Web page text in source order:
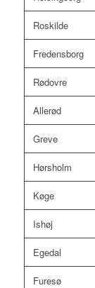
Roskilde
Fredensborg
Rødovre
Allerød
Greve
Hørsholm
Køge
Ishøj
Egedal
Furesø